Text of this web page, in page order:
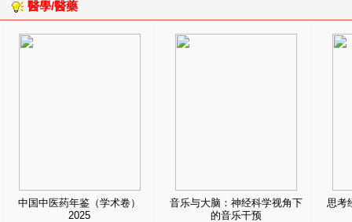
醫學/醫藥
中国中医药年鉴（学术卷）
2025
音乐与大脑：神经科学视角下
的音乐干预
思考